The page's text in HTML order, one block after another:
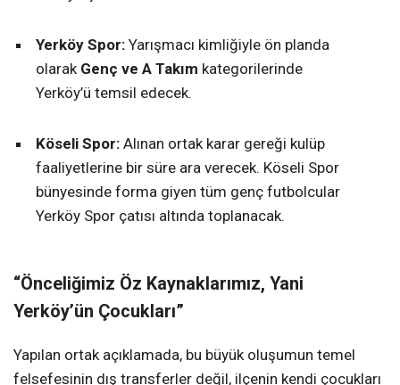
Yerköy Spor: Yarışmacı kimliğiyle ön planda
olarak Genç ve A Takım kategorilerinde
Yerköy’ü temsil edecek.
Köseli Spor: Alınan ortak karar gereği kulüp
faaliyetlerine bir süre ara verecek. Köseli Spor
bünyesinde forma giyen tüm genç futbolcular
Yerköy Spor çatısı altında toplanacak.
“Önceliğimiz Öz Kaynaklarımız, Yani
Yerköy’ün Çocukları”
Yapılan ortak açıklamada, bu büyük oluşumun temel
felsefesinin dış transferler değil, ilçenin kendi çocukları